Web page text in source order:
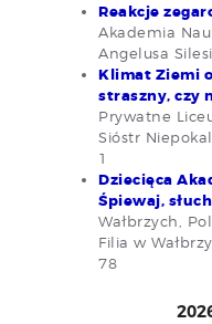
Reakcje
Akademia
Angelusa
Klimat Ziemi
straszny, czy
Prywatne
Sióstr
1
Dziecięca
Śpiewaj,
Wałbrzych,
Filia w
78